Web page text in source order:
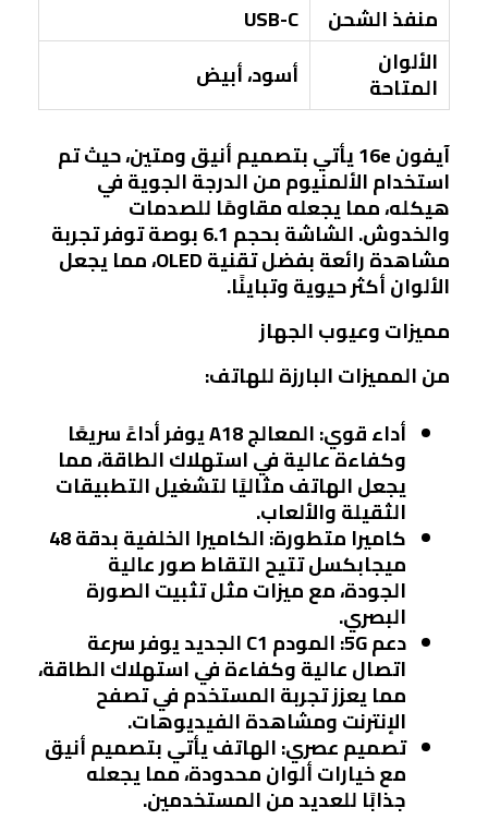
منفذ الشحن
USB-C
الألوان
المتاحة أسود، أبيض
آيفون 16e يأتي بتصميم أنيق ومتين، حيث تم
استخدام الألمنيوم من الدرجة الجوية في
هيكله، مما يجعله مقاومًا للصدمات
والخدوش. الشاشة بحجم 6.1 بوصة توفر تجربة
مشاهدة رائعة بفضل تقنية OLED، مما يجعل
الألوان أكثر حيوية وتباينًا.
مميزات وعيوب الجهاز
من المميزات البارزة للهاتف:
أداء قوي
: المعالج A18 يوفر أداءً سريعًا
وكفاءة عالية في استهلاك الطاقة، مما
يجعل الهاتف مثاليًا لتشغيل التطبيقات
الثقيلة والألعاب.
كاميرا متطورة : الكاميرا الخلفية بدقة 48
ميجابكسل تتيح التقاط صور عالية
الجودة، مع ميزات مثل تثبيت الصورة
البصري.
دعم 5G : المودم C1 الجديد يوفر سرعة
اتصال عالية وكفاءة في استهلاك الطاقة،
مما يعزز تجربة المستخدم في تصفح
الإنترنت ومشاهدة الفيديوهات.
تصميم عصري: الهاتف يأتي بتصميم أنيق
مع خيارات ألوان محدودة، مما يجعله
جذابًا للعديد من المستخدمين.